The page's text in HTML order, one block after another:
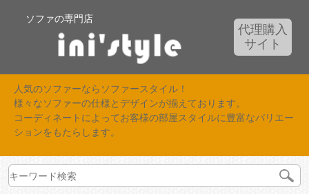
ソファの専門店
代理購入
サイト
人気のソファーならソファースタイル！
様々なソファーの仕様とデザインが揃えております。
コーディネートによってお客様の部屋スタイルに豊富なバリエー
ションをもたらします。